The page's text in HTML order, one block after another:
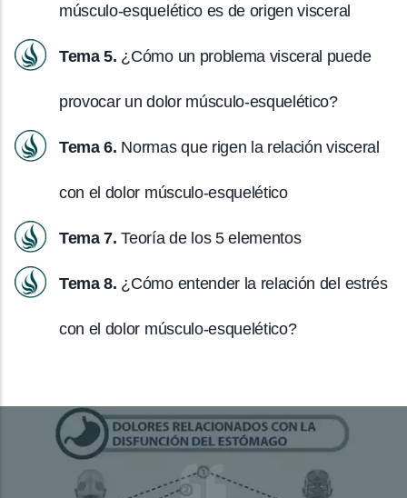
músculo-esquelético es de origen visceral
Tema 5. ¿Cómo un problema visceral puede
provocar un dolor músculo-esquelético?
Tema 6. Normas que rigen la relación visceral
con el dolor músculo-esquelético
Tema 7. Teoría de los 5 elementos
Tema 8. ¿Cómo entender la relación del estrés
con el dolor músculo-esquelético?